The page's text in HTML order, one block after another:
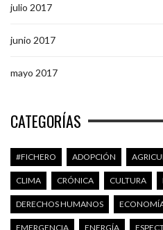
julio 2017
junio 2017
mayo 2017
CATEGORÍAS
#FICHERO ADOPCIÓN
CLIMA CRÓNICA CULTURA
DERECHOS HUMANOS
EMERGENCIA ENERGÍA